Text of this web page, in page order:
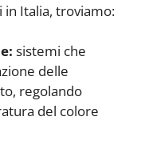
Italia, troviamo:
sistemi che
delle
regolando
del colore